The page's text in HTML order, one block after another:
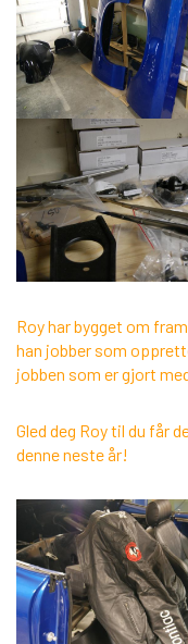
Roy har bygget om
han jobber som
jobben som er gjort
Gled deg Roy til du får
denne neste år!